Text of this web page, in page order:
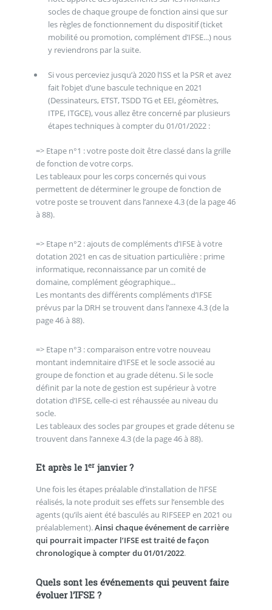
socles de chaque groupe de fonction ainsi que sur
les règles de fonctionnement du dispositif (ticket
mobilité ou promotion, complément d’IFSE...) nous
y reviendrons par la suite.
Si vous perceviez jusqu’à 2020 l’ISS et la PSR et avez
fait l’objet d’une bascule technique en 2021
(Dessinateurs, ETST, TSDD TG et EEI, géomètres,
ITPE, ITGCE), vous allez être concerné par plusieurs
étapes techniques à compter du 01/01/2022 :
=> Etape n°1 : votre poste doit être classé dans la grille
de fonction de votre corps.
Les tableaux pour les corps concernés qui vous
permettent de déterminer le groupe de fonction de
votre poste se trouvent dans l’annexe 4.3 (de la page 46
à 88).
=> Etape n°2 : ajouts de compléments d’IFSE à votre
dotation 2021 en cas de situation particulière : prime
informatique, reconnaissance par un comité de
domaine, complément géographique...
Les montants des différents compléments d’IFSE
prévus par la DRH se trouvent dans l’annexe 4.3 (de la
page 46 à 88).
=> Etape n°3 : comparaison entre votre nouveau
montant indemnitaire d’IFSE et le socle associé au
groupe de fonction et au grade détenu. Si le socle
définit par la note de gestion est supérieur à votre
dotation d’IFSE, celle-ci est réhaussée au niveau du
socle.
Les tableaux des socles par groupes et grade détenu se
trouvent dans l’annexe 4.3 (de la page 46 à 88).
Et après le 1erjanvier ?
Une fois les étapes préalable d’installation de l’IFSE
réalisés, la note produit ses effets sur l’ensemble des
agents (qu’ils aient été basculés au RIFSEEP en 2021 ou
préalablement).Ainsi chaque événement de carrière
qui pourrait impacter l’IFSE est traité de façon
chronologique à compter du 01/01/2022.
Quels sont les événements qui peuvent faire
évoluer l’IFSE ?